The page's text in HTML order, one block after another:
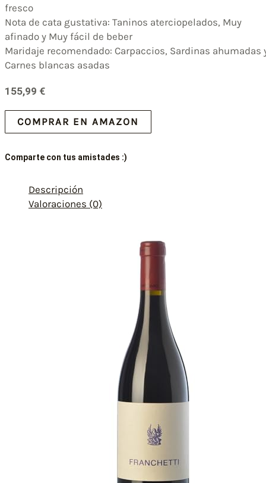
fresco
Nota de cata gustativa: Taninos aterciopelados, Muy
afinado y Muy fácil de beber
Maridaje recomendado: Carpaccios, Sardinas ahumadas
Carnes blancas asadas
155,99 €
COMPRAR EN AMAZON
Comparte con tus amistades :)
Descripción
Valoraciones (0)